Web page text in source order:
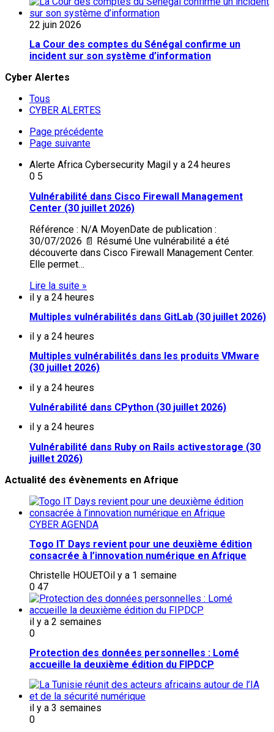
22 juin 2026
La Cour des comptes du Sénégal confirme un
incident sur son système d’information
Cyber Alertes
Tous
CYBER ALERTES
Page précédente
Page suivante
Alerte Africa Cybersecurity Magil y a 24 heures
0 5
Vulnérabilité dans Cisco Firewall Management
Center (30 juillet 2026)
Référence : N/A MoyenDate de publication :
30/07/2026 📄 Résumé Une vulnérabilité a été
découverte dans Cisco Firewall Management Center.
Elle permet…
Lire la suite »
il y a 24 heures
Multiples vulnérabilités dans GitLab (30 juillet 2026)
il y a 24 heures
Multiples vulnérabilités dans les produits VMware
(30 juillet 2026)
il y a 24 heures
Vulnérabilité dans CPython (30 juillet 2026)
il y a 24 heures
Vulnérabilité dans Ruby on Rails activestorage (30
juillet 2026)
Actualité des évènements en Afrique
CYBER AGENDA
Togo IT Days revient pour une deuxième édition
consacrée à l’innovation numérique en Afrique
Christelle HOUETOil y a 1 semaine
0 47
il y a 2 semaines
0
Protection des données personnelles : Lomé
accueille la deuxième édition du FIPDCP
il y a 3 semaines
0